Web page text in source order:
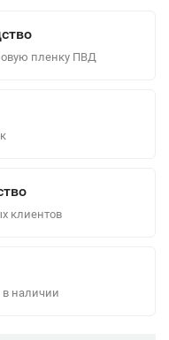
пленку ПВД
клиентов
наличии